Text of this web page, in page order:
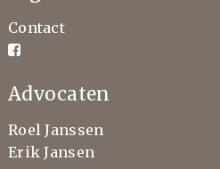
Contact
Advocaten
Roel Janssen
Erik Jansen